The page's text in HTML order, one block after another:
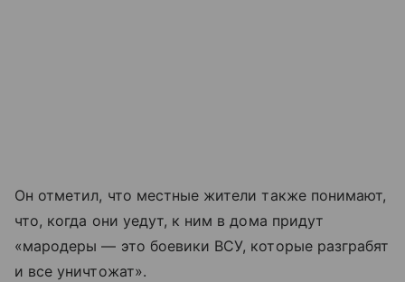
Он отметил, что местные жители также понимают,
что, когда они уедут, к ним в дома придут
«мародеры — это боевики ВСУ, которые разграбят
и все уничтожат».